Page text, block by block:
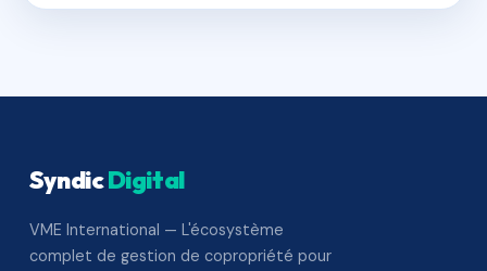
SyndicDigital
VME International — L'écosystème
complet de gestion de copropriété pour